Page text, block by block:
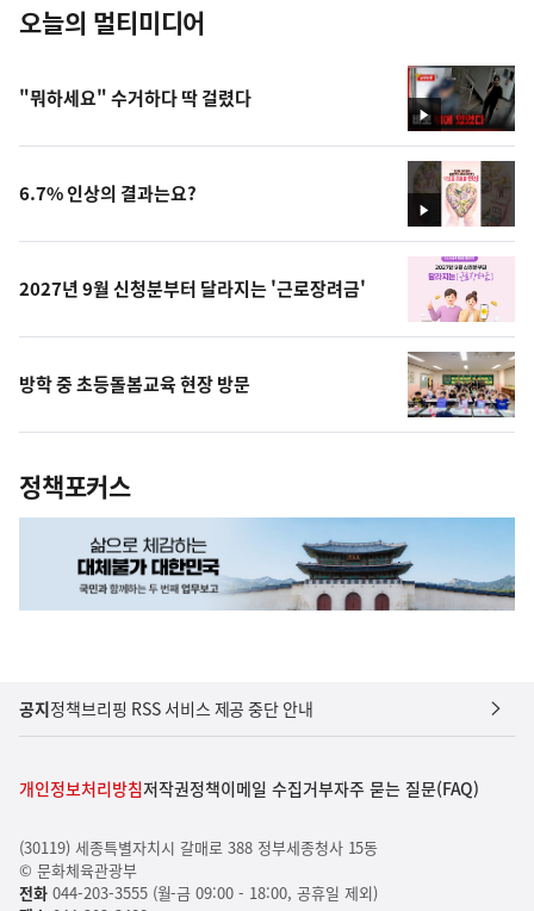
오늘의 멀티미디어
영
상
"뭐하세요" 수거하다 딱 걸렸다
영
상
6.7% 인상의 결과는요?
2027년 9월 신청분부터 달라지는 '근로장려금'
방학 중 초등돌봄교육 현장 방문
정책포커스
공지정책브리핑 RSS 서비스 제공 중단 안내
개인정보처리방침저작권정책이메일 수집거부자주 묻는 질문(FAQ)
(30119) 세종특별자치시 갈매로 388 정부세종청사 15동
© 문화체육관광부
전화044-203-3555 (월-금 09:00 - 18:00, 공휴일 제외)